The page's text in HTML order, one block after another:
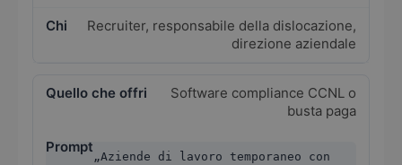
Recruiter, responsabile della dislocazione,
direzione aziendale
Software compliance CCNL o
busta paga
„Aziende di lavoro temporaneo con